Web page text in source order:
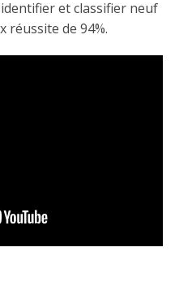
et classifier neuf
réussite de 94%.